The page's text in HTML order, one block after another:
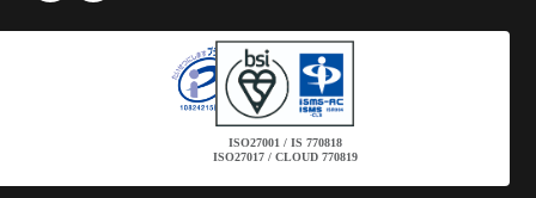
ISO27001 / IS 770818
ISO27017 / CLOUD 770819